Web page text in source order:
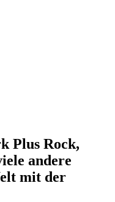
Plus Rock,
andere
mit der